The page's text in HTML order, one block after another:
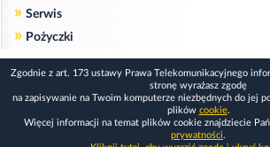
» Serwis
» Pożyczki
Zgodnie z art. 173 ustawy Prawa Telekomunikacyjnego
stronę wyrażasz zgodę
na zapisywanie na Twoim komputerze niezbędnych do jej
plików cookie.
Więcej informacji na temat plików cookie znajdziecie
prywatności.